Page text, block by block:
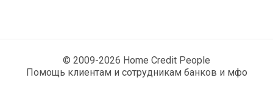
© 2009-2026 Home Credit People
Помощь клиентам и сотрудникам банков и мфо